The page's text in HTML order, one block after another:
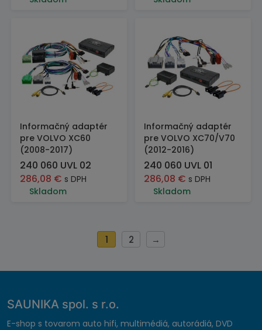
Informačný adaptér
pre VOLVO XC60
(2008-2017)
240 060 UVL 02
286,08 € s DPH
Skladom
Informačný adaptér
pre VOLVO XC70/V70
(2012-2016)
240 060 UVL 01
286,08 € s DPH
Skladom
1 2 →
SAUNIKA spol. s r.o.
E-shop s tovarom auto hifi, multimédiá, autorádiá, DVD